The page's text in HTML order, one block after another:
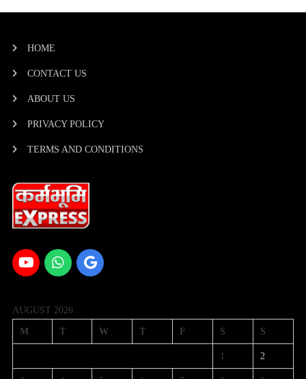
HOME
CONTACT US
ABOUT US
PRIVACY POLICY
TERMS AND CONDITIONS
AUGUST 2026
M T W T F S S
1 2